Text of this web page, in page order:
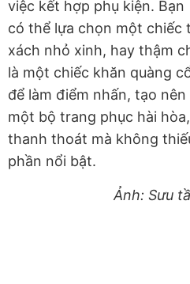
việc kết hợp phụ kiện. Bạn
có thể lựa chọn một chiếc
xách nhỏ xinh, hay thậm
là một chiếc khăn quàng
để làm điểm nhấn, tạo nên
một bộ trang phục hài hòa,
thanh thoát mà không
phần nổi bật.
Ảnh: Sưu